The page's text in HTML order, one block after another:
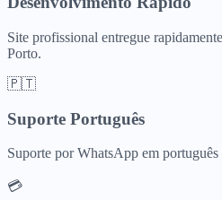
Site profissional entregue
Porto.
🇵🇹
Suporte Português
Suporte por WhatsApp em português
💳